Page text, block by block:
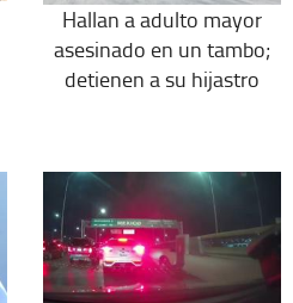
Hallan a adulto mayor
asesinado en un tambo;
detienen a su hijastro